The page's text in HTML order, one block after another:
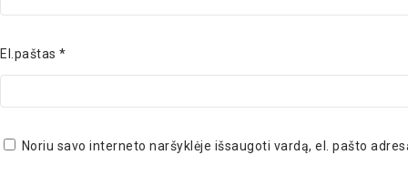
El.paštas *
Noriu savo interneto naršyklėje išsaugoti vardą, el. pašto